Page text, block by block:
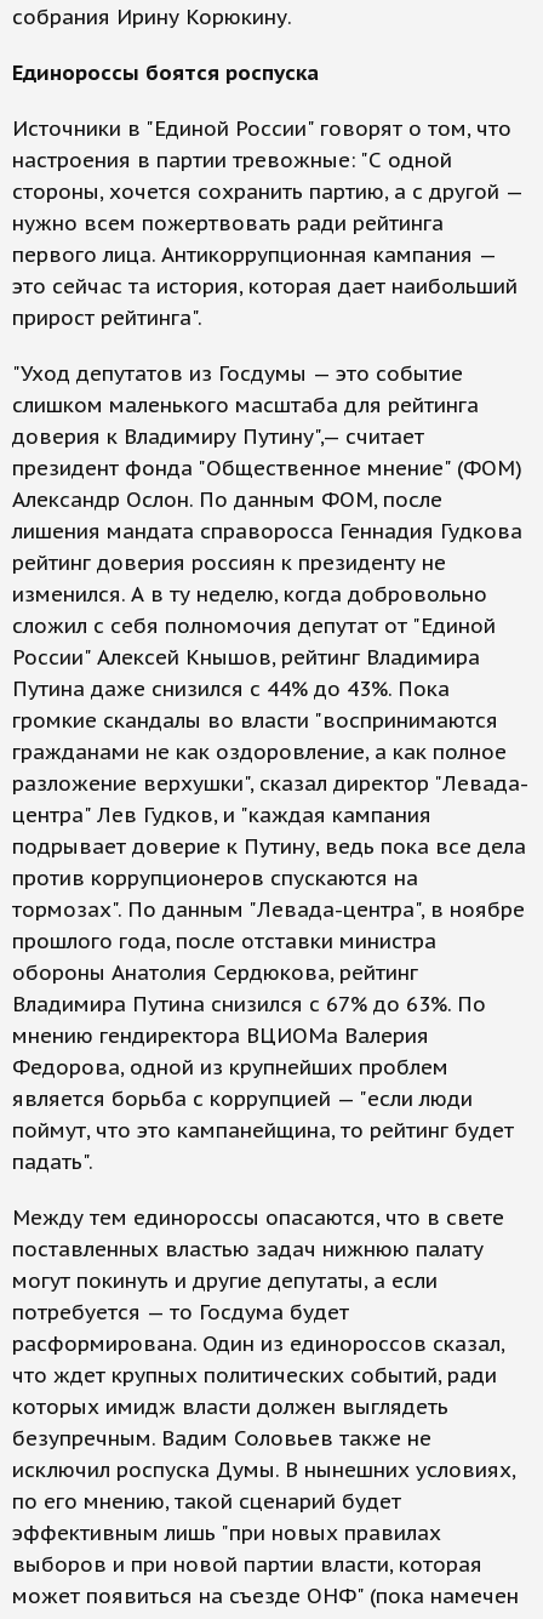
собрания Ирину Корюкину.
Единороссы боятся роспуска
Источники в "Единой России" говорят о том, что
настроения в партии тревожные: "С одной
стороны, хочется сохранить партию, а с другой —
нужно всем пожертвовать ради рейтинга
первого лица. Антикоррупционная кампания —
это сейчас та история, которая дает наибольший
прирост рейтинга".
"Уход депутатов из Госдумы — это событие
слишком маленького масштаба для рейтинга
доверия к Владимиру Путину",— считает
президент фонда "Общественное мнение" (ФОМ)
Александр Ослон. По данным ФОМ, после
лишения мандата справоросса Геннадия Гудкова
рейтинг доверия россиян к президенту не
изменился. А в ту неделю, когда добровольно
сложил с себя полномочия депутат от "Единой
России" Алексей Кнышов, рейтинг Владимира
Путина даже снизился с 44% до 43%. Пока
громкие скандалы во власти "воспринимаются
гражданами не как оздоровление, а как полное
разложение верхушки", сказал директор "Левада-
центра" Лев Гудков, и "каждая кампания
подрывает доверие к Путину, ведь пока все дела
против коррупционеров спускаются на
тормозах". По данным "Левада-центра", в ноябре
прошлого года, после отставки министра
обороны Анатолия Сердюкова, рейтинг
Владимира Путина снизился с 67% до 63%. По
мнению гендиректора ВЦИОМа Валерия
Федорова, одной из крупнейших проблем
является борьба с коррупцией — "если люди
поймут, что это кампанейщина, то рейтинг будет
падать".
Между тем единороссы опасаются, что в свете
поставленных властью задач нижнюю палату
могут покинуть и другие депутаты, а если
потребуется — то Госдума будет
расформирована. Один из единороссов сказал,
что ждет крупных политических событий, ради
которых имидж власти должен выглядеть
безупречным. Вадим Соловьев также не
исключил роспуска Думы. В нынешних условиях,
по его мнению, такой сценарий будет
эффективным лишь "при новых правилах
выборов и при новой партии власти, которая
может появиться на съезде ОНФ" (пока намечен